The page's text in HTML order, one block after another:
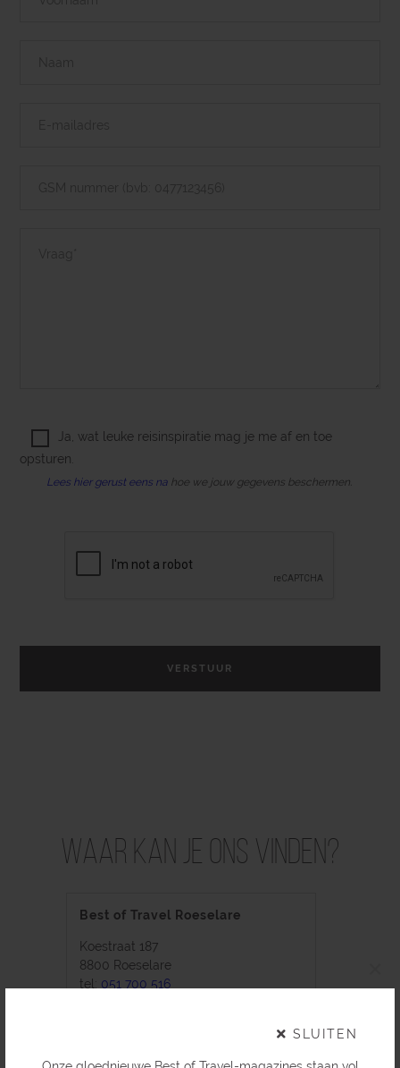
SLUITEN
Ja, wat leuke reisinspiratie mag je me af en toe
opsturen.
Lees hier gerust eens na hoe we jouw gegevens beschermen.
Waar kan je ons vinden?
Best of Travel Roeselare
Koestraat 187
8800 Roeselare
tel: 051 700 516